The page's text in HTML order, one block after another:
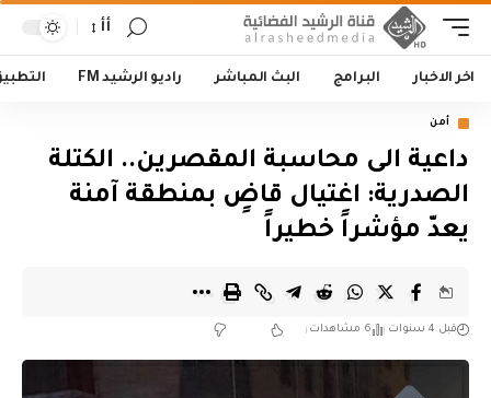
أأ
اخر الاخبار البرامج البث المباشر راديو الرشيد FM
أمن
داعية الى محاسبة المقصرين.. الكتلة
الصدرية: اغتيال قاضٍ بمنطقة آمنة
يعدّ مؤشراً خطيراً
قبل 4 سنوات 6 مشاهدات